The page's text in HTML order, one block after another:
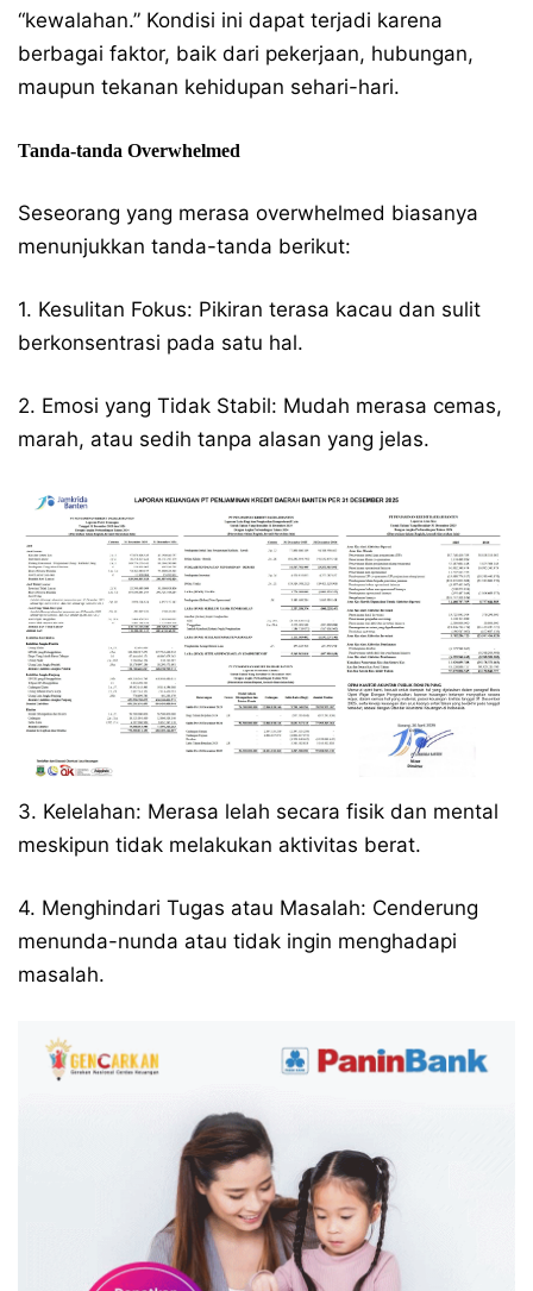
“kewalahan.” Kondisi ini dapat terjadi karena
berbagai faktor, baik dari pekerjaan, hubungan,
maupun tekanan kehidupan sehari-hari.
Tanda-tanda Overwhelmed
Seseorang yang merasa overwhelmed biasanya
menunjukkan tanda-tanda berikut:
1. Kesulitan Fokus: Pikiran terasa kacau dan sulit
berkonsentrasi pada satu hal.
2. Emosi yang Tidak Stabil: Mudah merasa cemas,
marah, atau sedih tanpa alasan yang jelas.
3. Kelelahan: Merasa lelah secara fisik dan mental
meskipun tidak melakukan aktivitas berat.
4. Menghindari Tugas atau Masalah: Cenderung
menunda-nunda atau tidak ingin menghadapi
masalah.